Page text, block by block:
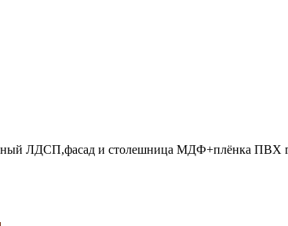
ЛДСП,фасад и столешница МДФ+плёнка ПВХ